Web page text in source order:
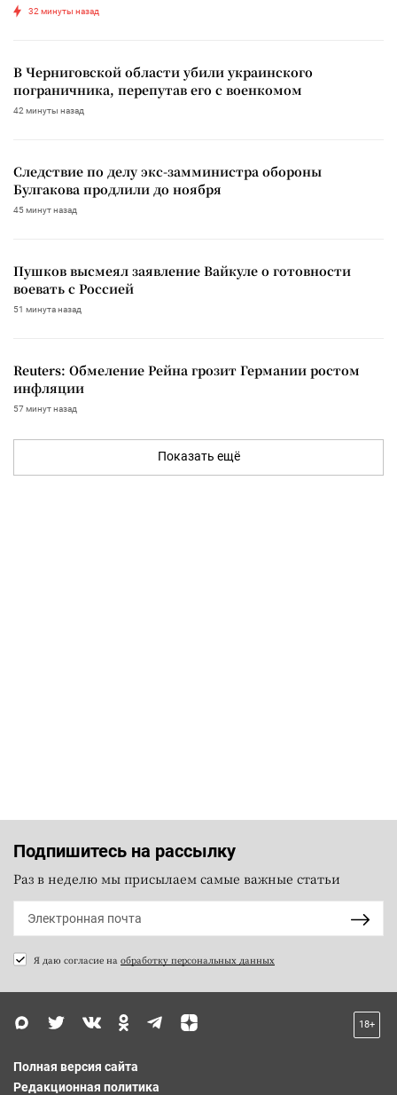
32 минуты назад
В Черниговской области убили украинского
пограничника, перепутав его с военкомом
42 минуты назад
Следствие по делу экс-замминистра обороны
Булгакова продлили до ноября
45 минут назад
Пушков высмеял заявление Вайкуле о готовности
воевать с Россией
51 минута назад
Reuters: Обмеление Рейна грозит Германии ростом
инфляции
57 минут назад
Показать ещё
Подпишитесь на рассылку
Раз в неделю мы присылаем самые важные статьи
Я даю согласие на обработку персональных данных
18+
Полная версия сайта
Редакционная политика